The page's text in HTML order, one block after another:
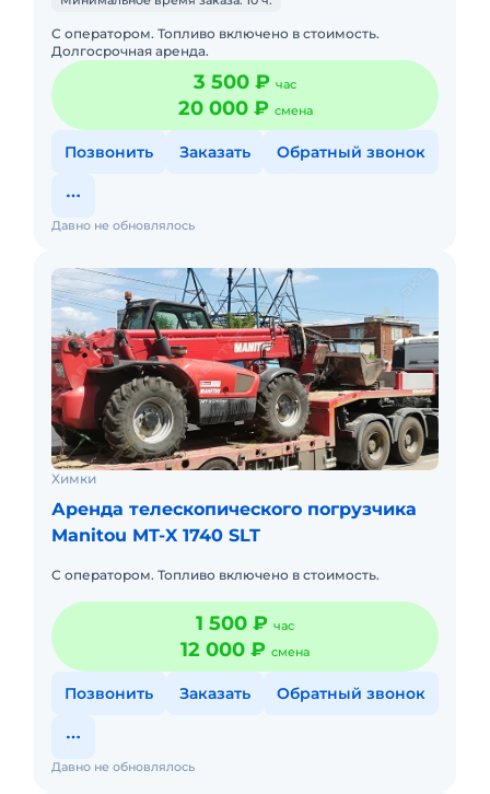
С оператором. Топливо включено в стоимость.
Долгосрочная аренда.
3 500 ₽ час
20 000 ₽ смена
Позвонить Заказать Обратный звонок
Давно не обновлялось
Химки
Аренда телескопического погрузчика
Manitou MT-X 1740 SLT
С оператором. Топливо включено в стоимость.
1 500 ₽ час
12 000 ₽ смена
Позвонить Заказать Обратный звонок
Давно не обновлялось